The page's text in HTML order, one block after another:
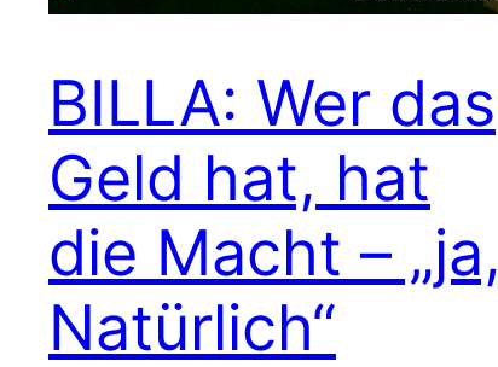
BILLA: Wer das
Geld hat, hat
die Macht – „ja,
Natürlich“